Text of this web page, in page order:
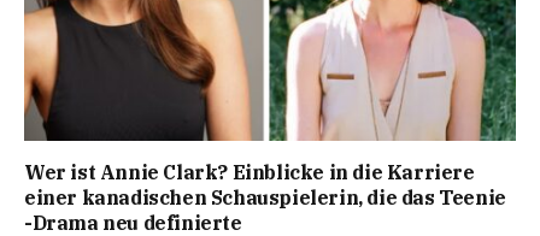
Wer ist Annie Clark? Einblicke in die Karriere
einer kanadischen Schauspielerin, die das Teenie
-Drama neu definierte